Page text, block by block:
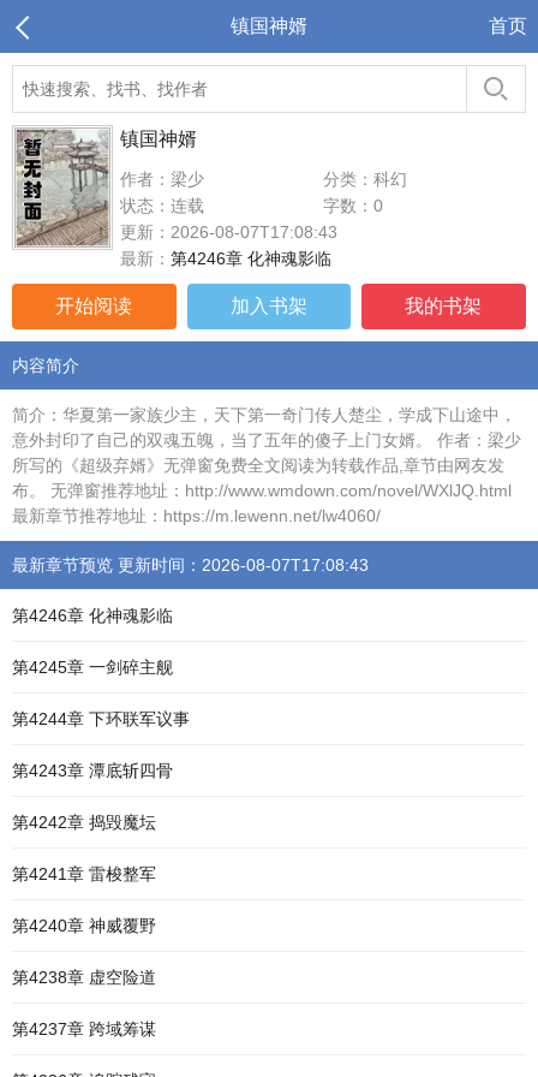
镇国神婿 首页
镇国神婿
作者：梁少
分类：科幻
状态：连载
字数：0
更新：2026-08-07T17:08:43
最新： 第4246章 化神魂影临
开始阅读 加入书架 我的书架
内容简介
简介：华夏第一家族少主，天下第一奇门传人楚尘，学成下山途中，
意外封印了自己的双魂五魄，当了五年的傻子上门女婿。 作者：梁少
所写的《超级弃婿》无弹窗免费全文阅读为转载作品,章节由网友发
布。 无弹窗推荐地址：http://www.wmdown.com/novel/WXlJQ.html
最新章节推荐地址：https://m.lewenn.net/lw4060/
最新章节预览 更新时间：2026-08-07T17:08:43
第4246章 化神魂影临
第4245章 一剑碎主舰
第4244章 下环联军议事
第4243章 潭底斩四骨
第4242章 捣毁魔坛
第4241章 雷梭整军
第4240章 神威覆野
第4238章 虚空险道
第4237章 跨域筹谋